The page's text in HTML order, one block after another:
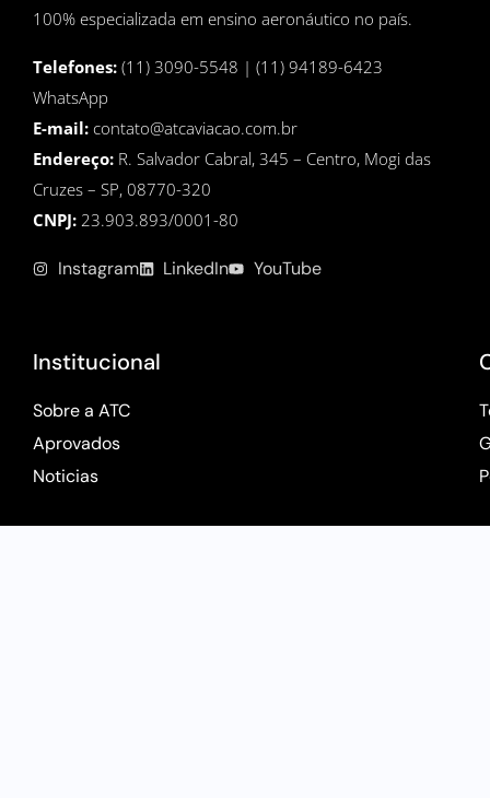
100% especializada em ensino aeronáutico no país.
Telefones: (11) 3090-5548 | (11) 94189-6423
WhatsApp
E-mail: contato@atcaviacao.com.br
Endereço: R. Salvador Cabral, 345 – Centro, Mogi das
Cruzes – SP, 08770-320
CNPJ: 23.903.893/0001-80
Instagram LinkedIn YouTube
Institucional
Sobre a ATC
Aprovados
Noticias